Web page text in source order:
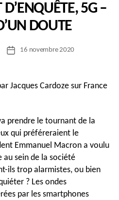
5G –
DOUTE
Date16 novembre 2020
Jacques Cardoze sur France
prendre le tournant de la
qui préféreraient le
Emmanuel Macron a voulu
sein de la société
ils trop alarmistes, ou bien
? Les ondes
par les smartphones